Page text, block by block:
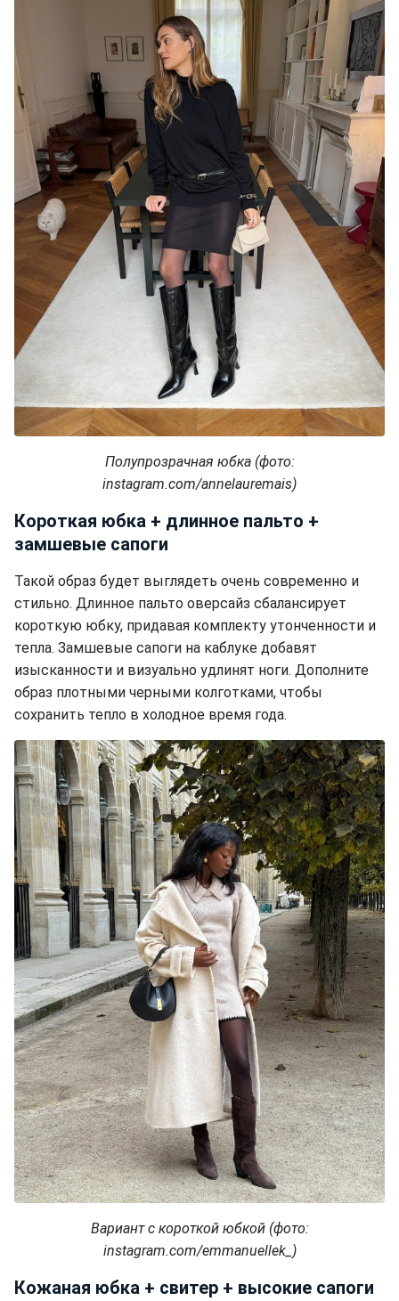
Полупрозрачная юбка (фото:
instagram.com/annelauremais)
Короткая юбка + длинное пальто +
замшевые сапоги
Такой образ будет выглядеть очень современно и
стильно. Длинное пальто оверсайз сбалансирует
короткую юбку, придавая комплекту утонченности и
тепла. Замшевые сапоги на каблуке добавят
изысканности и визуально удлинят ноги. Дополните
образ плотными черными колготками, чтобы
сохранить тепло в холодное время года.
Вариант с короткой юбкой (фото:
instagram.com/emmanuellek_)
Кожаная юбка + свитер + высокие сапоги